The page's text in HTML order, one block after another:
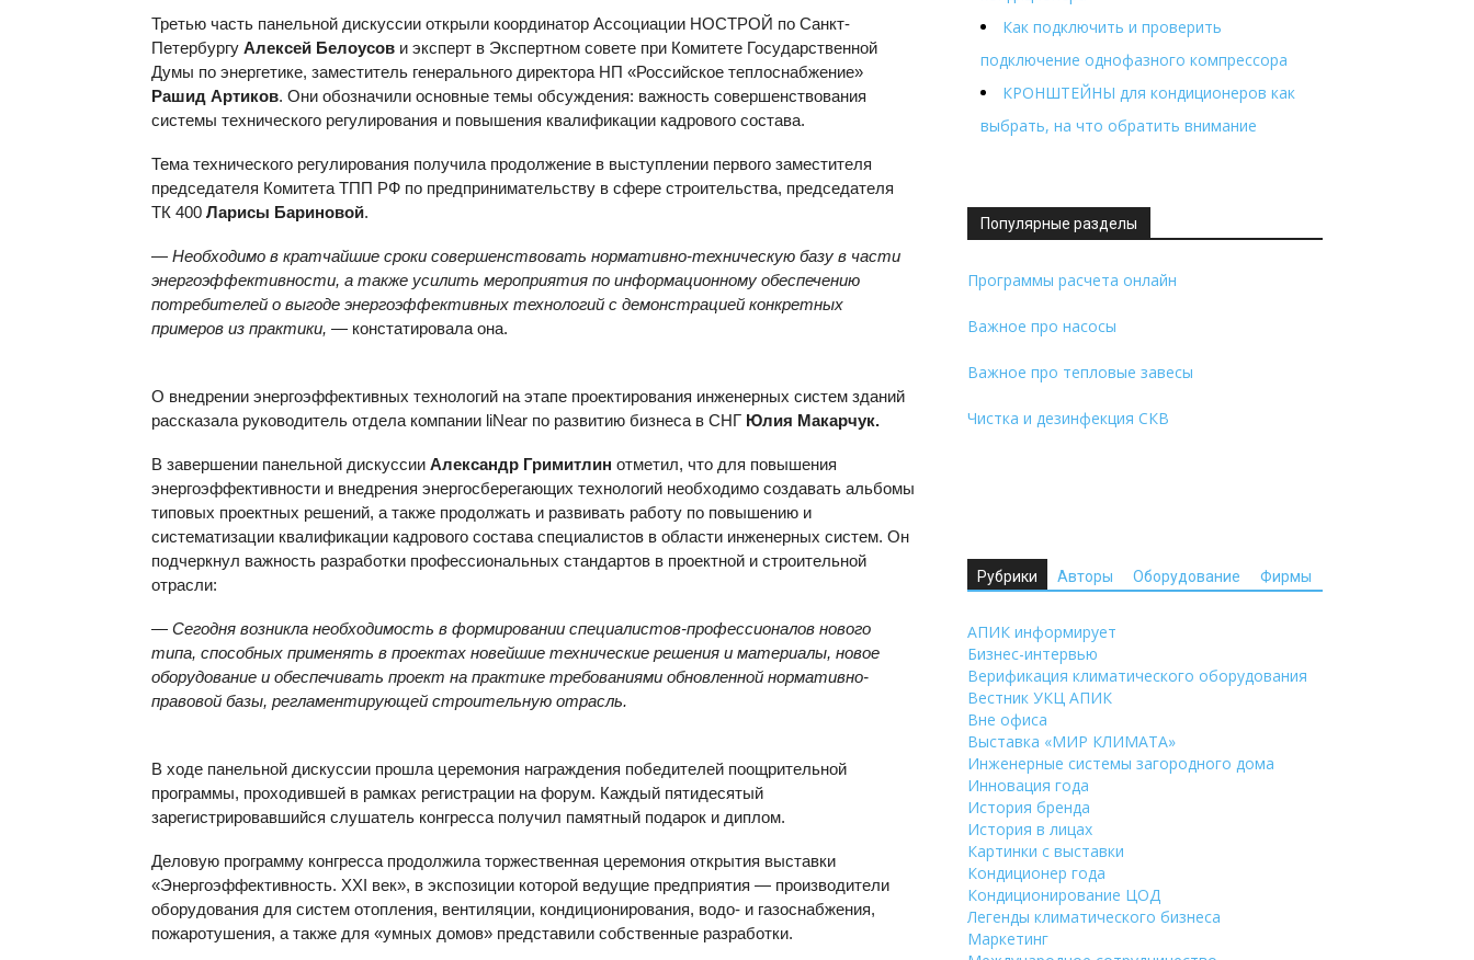
Третью часть панельной дискуссии открыли координатор Ассоциации НОСТРОЙ по Санкт-
Петербургу Алексей Белоусов и эксперт в Экспертном совете при Комитете Государственной
Думы по энергетике, заместитель генерального директора НП «Российское теплоснабжение»
Рашид Артиков. Они обозначили основные темы обсуждения: важность совершенствования
системы технического регулирования и повышения квалификации кадрового состава.
Тема технического регулирования получила продолжение в выступлении первого заместителя
председателя Комитета ТПП РФ по предпринимательству в сфере строительства, председателя
ТК 400 Ларисы Бариновой.
— Необходимо в кратчайшие сроки совершенствовать нормативно-техническую базу в части
энергоэффективности, а также усилить мероприятия по информационному обеспечению
потребителей о выгоде энергоэффективных технологий с демонстрацией конкретных
примеров из практики, — констатировала она.
О внедрении энергоэффективных технологий на этапе проектирования инженерных систем зданий
рассказала руководитель отдела компании liNear по развитию бизнеса в СНГ Юлия Макарчук.
В завершении панельной дискуссии Александр Гримитлин отметил, что для повышения
энергоэффективности и внедрения энергосберегающих технологий необходимо создавать альбомы
типовых проектных решений, а также продолжать и развивать работу по повышению и
систематизации квалификации кадрового состава специалистов в области инженерных систем. Он
подчеркнул важность разработки профессиональных стандартов в проектной и строительной
отрасли:
— Сегодня возникла необходимость в формировании специалистов-профессионалов нового
типа, способных применять в проектах новейшие технические решения и материалы, новое
оборудование и обеспечивать проект на практике требованиями обновленной нормативно-
правовой базы, регламентирующей строительную отрасль.
В ходе панельной дискуссии прошла церемония награждения победителей поощрительной
программы, проходившей в рамках регистрации на форум. Каждый пятидесятый
зарегистрировавшийся слушатель конгресса получил памятный подарок и диплом.
Деловую программу конгресса продолжила торжественная церемония открытия выставки
«Энергоэффективность. XXI век», в экспозиции которой ведущие предприятия — производители
оборудования для систем отопления, вентиляции, кондиционирования, водо- и газоснабжения,
пожаротушения, а также для «умных домов» представили собственные разработки.
Как подключить и проверить
подключение однофазного компрессора
КРОНШТЕЙНЫ для кондиционеров как
выбрать, на что обратить внимание
Популярные разделы
Программы расчета онлайн
Важное про насосы
Важное про тепловые завесы
Чистка и дезинфекция СКВ
Рубрики Авторы Оборудование Фирмы
АПИК информирует
Бизнес-интервью
Верификация климатического оборудования
Вестник УКЦ АПИК
Вне офиса
Выставка «МИР КЛИМАТА»
Инженерные системы загородного дома
Инновация года
История бренда
История в лицах
Картинки с выставки
Кондиционер года
Кондиционирование ЦОД
Легенды климатического бизнеса
Маркетинг